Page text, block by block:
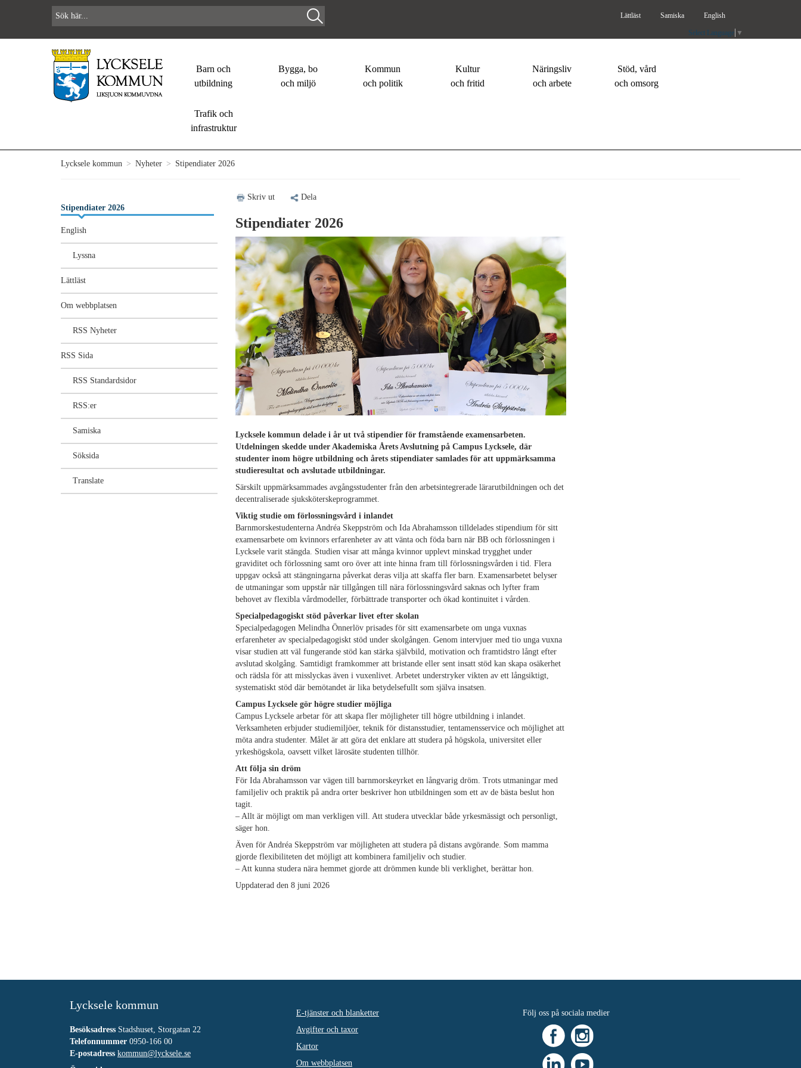
Lättläst Samiska English
Select Language ▼
Barn och
utbildning
Bygga, bo
och miljö
Kommun
och politik
Kultur
och fritid
Näringsliv
och arbete
Stöd, vård
och omsorg
Trafik och
infrastruktur
Lycksele kommun > Nyheter > Stipendiater 2026
Stipendiater 2026
English
Lyssna
Lättläst
Om webbplatsen
RSS Nyheter
RSS Sida
RSS Standardsidor
RSS:er
Samiska
Söksida
Translate
Skriv ut Dela
Stipendiater 2026
Lycksele kommun delade i år ut två stipendier för framstående examensarbeten.
Utdelningen skedde under Akademiska Årets Avslutning på Campus Lycksele, där
studenter inom högre utbildning och årets stipendiater samlades för att uppmärksamma
studieresultat och avslutade utbildningar.
Särskilt uppmärksammades avgångsstudenter från den arbetsintegrerade lärarutbildningen och det
decentraliserade sjuksköterskeprogrammet.
Viktig studie om förlossningsvård i inlandet
Barnmorskestudenterna Andréa Skeppström och Ida Abrahamsson tilldelades stipendium för sitt
examensarbete om kvinnors erfarenheter av att vänta och föda barn när BB och förlossningen i
Lycksele varit stängda. Studien visar att många kvinnor upplevt minskad trygghet under
graviditet och förlossning samt oro över att inte hinna fram till förlossningsvården i tid. Flera
uppgav också att stängningarna påverkat deras vilja att skaffa fler barn. Examensarbetet belyser
de utmaningar som uppstår när tillgången till nära förlossningsvård saknas och lyfter fram
behovet av flexibla vårdmodeller, förbättrade transporter och ökad kontinuitet i vården.
Specialpedagogiskt stöd påverkar livet efter skolan
Specialpedagogen Melindha Önnerlöv prisades för sitt examensarbete om unga vuxnas
erfarenheter av specialpedagogiskt stöd under skolgången. Genom intervjuer med tio unga vuxna
visar studien att väl fungerande stöd kan stärka självbild, motivation och framtidstro långt efter
avslutad skolgång. Samtidigt framkommer att bristande eller sent insatt stöd kan skapa osäkerhet
och rädsla för att misslyckas även i vuxenlivet. Arbetet understryker vikten av ett långsiktigt,
systematiskt stöd där bemötandet är lika betydelsefullt som själva insatsen.
Campus Lycksele gör högre studier möjliga
Campus Lycksele arbetar för att skapa fler möjligheter till högre utbildning i inlandet.
Verksamheten erbjuder studiemiljöer, teknik för distansstudier, tentamensservice och möjlighet att
möta andra studenter. Målet är att göra det enklare att studera på högskola, universitet eller
yrkeshögskola, oavsett vilket lärosäte studenten tillhör.
Att följa sin dröm
För Ida Abrahamsson var vägen till barnmorskeyrket en långvarig dröm. Trots utmaningar med
familjeliv och praktik på andra orter beskriver hon utbildningen som ett av de bästa beslut hon
tagit.
– Allt är möjligt om man verkligen vill. Att studera utvecklar både yrkesmässigt och personligt,
säger hon.
Även för Andréa Skeppström var möjligheten att studera på distans avgörande. Som mamma
gjorde flexibiliteten det möjligt att kombinera familjeliv och studier.
– Att kunna studera nära hemmet gjorde att drömmen kunde bli verklighet, berättar hon.
Uppdaterad den 8 juni 2026
Lycksele kommun
Besöksadress Stadshuset, Storgatan 22
Telefonnummer 0950-166 00
E-postadress kommun@lycksele.se
E-tjänster och blanketter
Avgifter och taxor
Kartor
Om webbplatsen
Följ oss på sociala medier